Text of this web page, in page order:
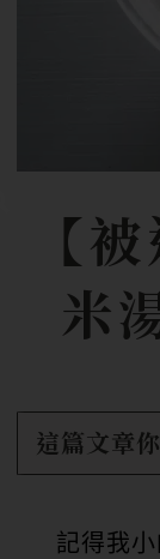
【
米
這篇文章
記得我